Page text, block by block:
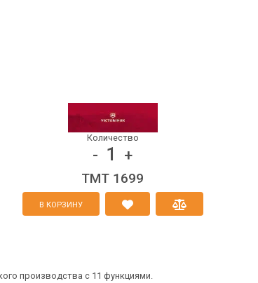
Количество
- 1 +
TMT 1699
В КОРЗИНУ
производства с 11 функциями.